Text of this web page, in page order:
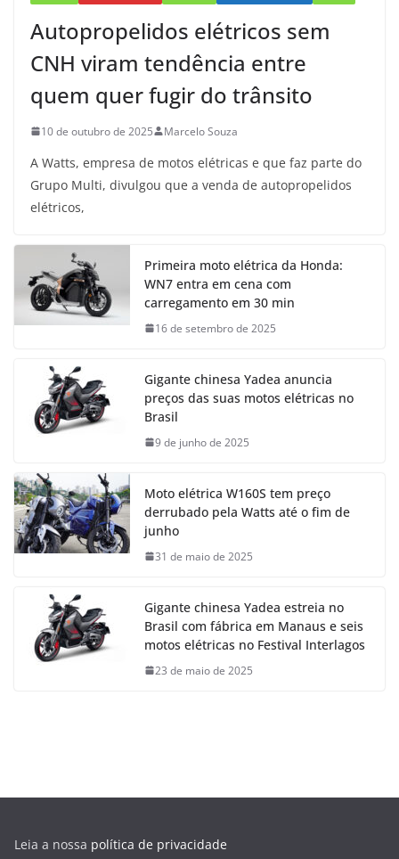
Autopropelidos elétricos sem
CNH viram tendência entre
quem quer fugir do trânsito
10 de outubro de 2025 Marcelo Souza
A Watts, empresa de motos elétricas e que faz parte do
Grupo Multi, divulgou que a venda de autopropelidos
elétricos,
Primeira moto elétrica da Honda:
WN7 entra em cena com
carregamento em 30 min
16 de setembro de 2025
Gigante chinesa Yadea anuncia
preços das suas motos elétricas no
Brasil
9 de junho de 2025
Moto elétrica W160S tem preço
derrubado pela Watts até o fim de
junho
31 de maio de 2025
Gigante chinesa Yadea estreia no
Brasil com fábrica em Manaus e seis
motos elétricas no Festival Interlagos
23 de maio de 2025
Leia a nossa política de privacidade